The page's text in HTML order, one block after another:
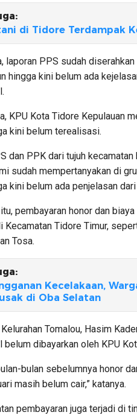
di Tidore Terdampak
laporan PPS sudah
hingga kini belum ada
KPU Kota Tidore Kepulauan
kini belum terealisasi.
dan PPK dari tujuh
sudah mempertanyakan di
kini belum ada penjelasan dari
pembayaran honor dan
Kecamatan Tidore Timur,
Tosa.
Kecelakaan,
di Oba Selatan
Tomalou, Hasim
belum dibayarkan oleh KPU
bulan sebelumnya honor
masih belum cair,” katanya.
pembayaran juga terjadi di